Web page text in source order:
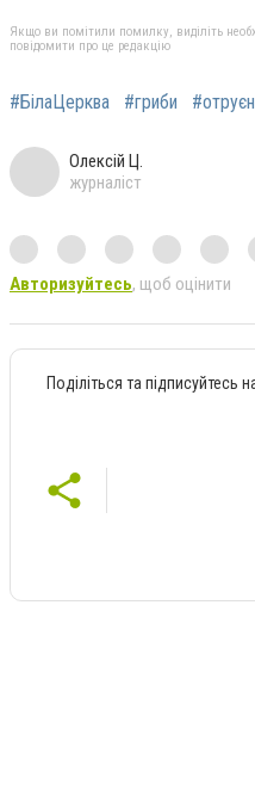
Якщо ви помітили помилку, виділіть
повідомити про це редакцію
#БілаЦерква #гриби
Олексій Ц.
журналіст
Авторизуйтесь, щоб оцінити
Поділіться та підписуйтесь